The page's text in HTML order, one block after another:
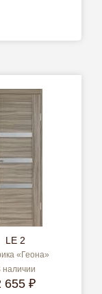
LE 2
«Геона»
наличии
655 ₽